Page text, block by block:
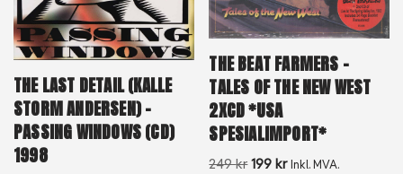
THE LAST DETAIL (KALLE
STORM ANDERSEN) –
PASSING WINDOWS (CD)
1998
THE BEAT FARMERS –
TALES OF THE NEW WEST
2XCD *USA
SPESIALIMPORT*
249kr 199 kr Inkl. MVA.